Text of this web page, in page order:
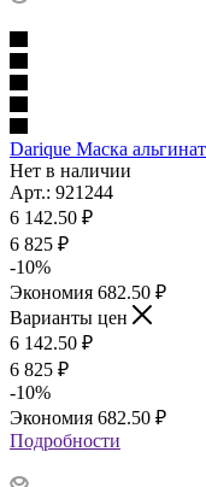
Darique Маска
Нет в наличии
Арт.: 921244
6 142.50 ₽
6 825 ₽
-10%
Экономия 682.50 ₽
Варианты цен
6 142.50 ₽
6 825 ₽
-10%
Экономия 682.50 ₽
Подробности